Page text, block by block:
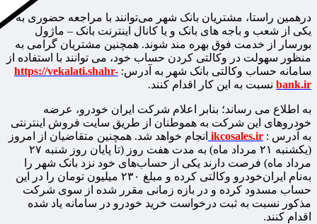
درهمین راستا، مشتریان بانک شهر می‌توانند با مراجعه حضوری به
یکی از شعب‏ و باجه های بانک و یا کانال اینترنت بانک – ماژول
بورسار از خدمت فوق بهره مند شوند. همچنین مشتریان گرامی به
منظور سهولت در وکالتی کردن حساب خود، می توانند با استفاده از
سامانه حساب وکالتی بانک شهر به آدرس: https://vekalati.shahr-
bank.ir نسبت به این کار اقدام کنند.
به اطلاع می رساند؛ بنابر اعلام شرکت ایران خودرو، عرضه
خودروهای این شرکت به هموطنان از طریق سایت فروش اینترنتی
به آدرس : ikcosales.ir انجام خواهد شد. همچنین متقاضیان از امروز
(یکشنبه ۲۱ مرداد ماه) به مدت هفت روز (تا پایان روز شنبه ۲۷
مرداد ماه) فرصت دارند یکی از حساب‌های خود نزد بانک‌ شهر را
به‌نام ایران‌خودرو وکالتی کرده و مبلغ ۲۳۰ میلیون تومان را در این
حساب مسدود کرده و در بازه زمانی مقرر شده از سوی شرکت
مذکور نسبت به ثبت درخواست خرید خودرو در سامانه یاد شده
اقدام کنند.